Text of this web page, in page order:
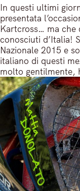
In questi ultimi
presentata
Kartcross… ma
conosciuti d’Italia!
Nazionale 2015 e
italiano di questi
molto gentilmente,